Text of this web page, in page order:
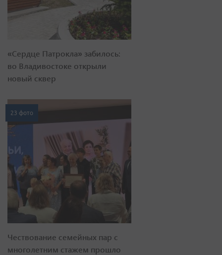
«Сердце Патрокла» забилось:
во Владивостоке открыли
новый сквер
23 фото
Чествование семейных пар с
многолетним стажем прошло